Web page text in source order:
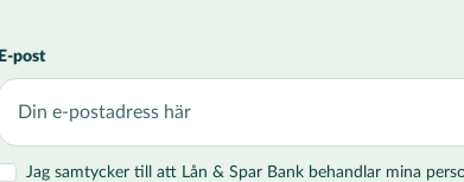
E-post
Jag samtycker till att Lån & Spar Bank behandlar mina